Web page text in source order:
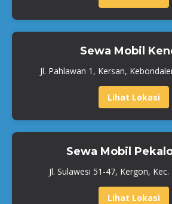
Sewa Mobil
Jl. Pahlawan 1, Kersan,
Lihat Lokasi
Sewa Mobil
Jl. Sulawesi 51-47, Kergon,
Lihat Lokasi